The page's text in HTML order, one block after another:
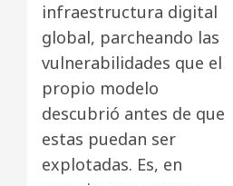
infraestructura digital
global, parcheando las
vulnerabilidades que el
propio modelo
descubrió antes de que
estas puedan ser
explotadas. Es, en